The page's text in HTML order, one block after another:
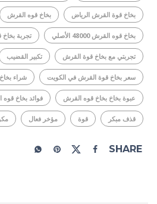
بخاخ قوة القرش الرياض بخاخ قوه القرش
بخاخ قوه القرش 48000 الأصلي تجربة
تجربتي مع بخاخ قوة القرش تكبير القضيب
سعر بخاخ قوة القرش في الكويت شراء
عبوة بخاخ بخاخ قوه القرش فوائد بخاخ
قذف مبكر قوة مؤخر فعال
SHARE